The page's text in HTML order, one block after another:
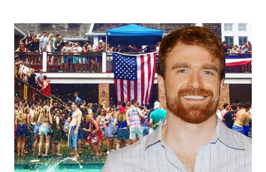
ลูกจ้างของ DB ไปเกี่ยวซึ่งบริษัท settle อาจจะจ่ายค่าปรับ $2.5
billion รวมถึงแรงกดดันจาก Brexit ที่เข้ามากระทบ เนื่องจากราย
ได้ 19% มาจาก UK ล่าสุดมีการเตือนถึงสถานะที่เปราะบางบน
ความเสี่ยงจาก IMF และ Deutsche Bank ก็ยังไม่ผ่านการประเมิน
stress test ของ Fed จะจบยังไงต้องรอดู ถ้าออกมาไม่ดี คงเหนื่อย
และมีกระทบไปทั่วแน่นอน นักวิเคราะห์คาดว่าคงจะต้องมีการขอรับ
ความช่วยเหลือจาก รัฐบาลเยอรมัน หรือ ECB ต่อไป เพื่อให้ผ่าน
วิกฤตินี้ไป ชมภาพเต็มๆที่ http://www.visualcapita...